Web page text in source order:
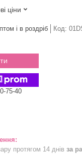
ціни
і в роздріб Код:
75-40
протягом 14 днів за